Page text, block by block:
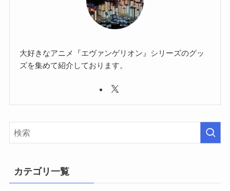
大好きなアニメ『エヴァンゲリオン』シリーズのグッ
ズを集めて紹介しております。
カテゴリ一覧